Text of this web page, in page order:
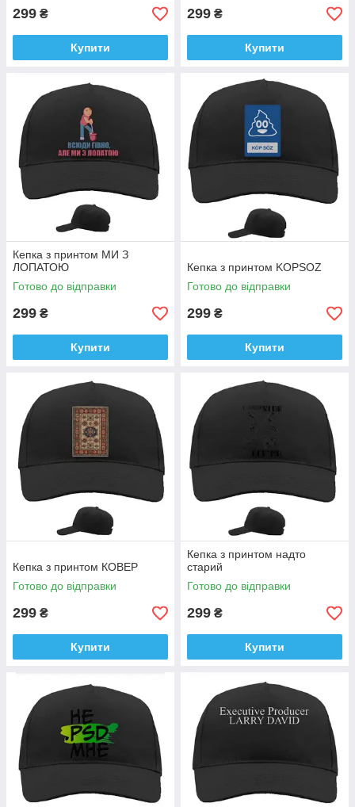
299 ₴
Купити
299 ₴
Купити
Кепка з принтом МИ З
ЛОПАТОЮ
Готово до відправки
299 ₴
Купити
Кепка з принтом KOPSOZ
Готово до відправки
299 ₴
Купити
Кепка з принтом КОВЕР
Готово до відправки
299 ₴
Купити
Кепка з принтом надто
старий
Готово до відправки
299 ₴
Купити